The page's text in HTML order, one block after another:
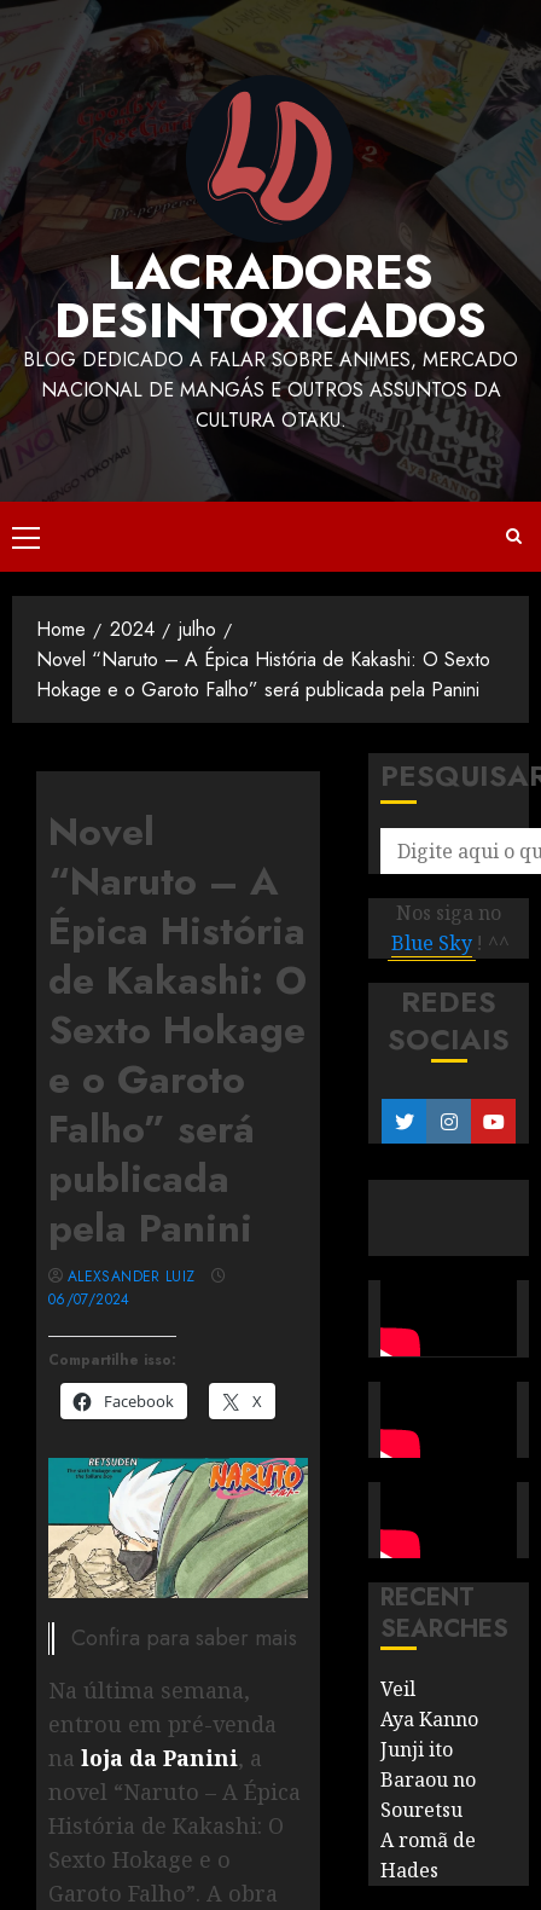
LACRADORES
DESINTOXICADOS
BLOG DEDICADO A FALAR SOBRE ANIMES, MERCADO
NACIONAL DE MANGÁS E OUTROS ASSUNTOS DA
CULTURA OTAKU.
Home 2024
julho
Novel “Naruto – A Épica História de Kakashi: O Sexto
Hokage e o Garoto Falho” será publicada pela Panini
Novel
“Naruto – A
Épica História
de Kakashi: O
Sexto Hokage
e o Garoto
Falho” será
publicada
pela Panini
Compartilhe isso:
Facebook
X
ALEXSANDER LUIZ
06/07/2024
Confira para saber mais
Na última semana,
entrou em pré-venda
na loja da Panini, a
novel “Naruto – A Épica
História de Kakashi: O
Sexto Hokage e o
Garoto Falho”. A obra
Nos siga no
Blue Sky ! ^^
REDES
SOCIAIS
RECENT
SEARCHES
Veil
Aya Kanno
Junji ito
Baraou no
Souretsu
A romã de
Hades